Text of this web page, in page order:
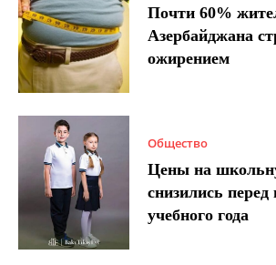
Почти 60%
Азербайджана
ожирением
Общество
Цены на
снизились перед
учебного года